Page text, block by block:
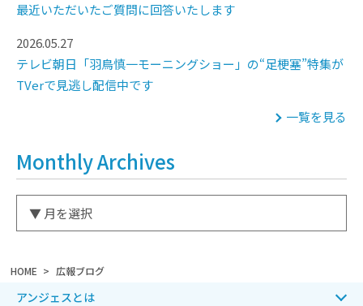
HOME 広報ブログ
最近いただいたご質問に回答いたします
2026.05.27
テレビ朝日「羽鳥慎一モーニングショー」の“足梗塞”特集が
TVerで見逃し配信中です
一覧を見る
Monthly Archives
アンジェスとは